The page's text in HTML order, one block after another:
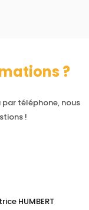
?
téléphone, nous
!
HUMBERT